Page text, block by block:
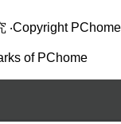
‧Copyright PChome
of PChome